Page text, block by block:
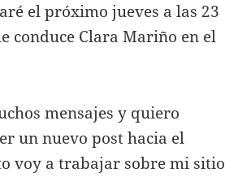
el próximo jueves a las 23
conduce Clara Mariño en el
mensajes y quiero
un nuevo post hacia el
voy a trabajar sobre mi sitio